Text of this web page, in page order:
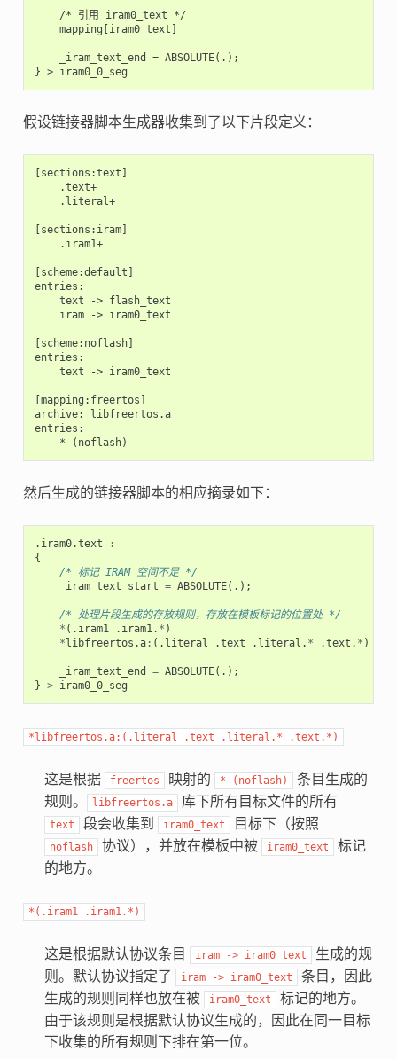
    /* 引用 iram0_text */
    mapping[iram0_text]
    _iram_text_end = ABSOLUTE(.);
假设链接器脚本生成器收集到了以下片段定义：
[sections:text]
    .text+
    .literal+
[sections:iram]
    .iram1+
[scheme:default]
entries:
    text -> flash_text
    iram -> iram0_text
[scheme:noflash]
entries:
    text -> iram0_text
[mapping:freertos]
archive: libfreertos.a
entries:
然后生成的链接器脚本的相应摘录如下：
. iram0.text
:
{
/* 标记 IRAM 空间不足 */
_iram_text_start = ABSOLUTE(.);
/* 处理片段生成的存放规则，存放在模板标记的位置处 */
* (. iram1 . iram1. * )
*libfreertos .a: (. literal .text . literal . * .text . * )
_iram_text_end = ABSOLUTE(.);
} > iram0_0_seg
*libfreertos.a:(.literal .text .literal.* .text.*)
这是根据 freertos 映射的 * (noflash)
条目生成的
规则。
libfreertos.a 库下所有目标文件的所有
text 段会收集到 iram0_text 目标下（按照
noflash 协议），并放在模板中被 iram0_text
标记
的地方。
*(.iram1 .iram1.*)
这是根据默认协议条目 iram -> iram0_text
生成的规
则。默认协议指定了
iram -> iram0_text
条目，因此
生成的规则同样也放在被
iram0_text
标记的地方。
由于该规则是根据默认协议生成的，因此在同一目标
下收集的所有规则下排在第一位。